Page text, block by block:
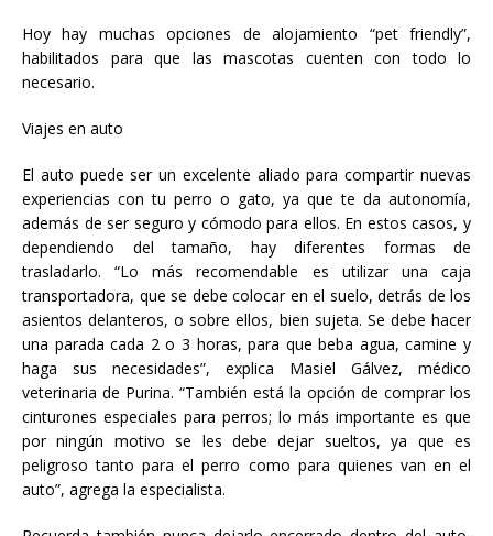
Hoy hay muchas opciones de alojamiento “pet friendly”,
habilitados para que las mascotas cuenten con todo lo
necesario.
Viajes en auto
El auto puede ser un excelente aliado para compartir nuevas
experiencias con tu perro o gato, ya que te da autonomía,
además de ser seguro y cómodo para ellos. En estos casos, y
dependiendo del tamaño, hay diferentes formas de
trasladarlo. “Lo más recomendable es utilizar una caja
transportadora, que se debe colocar en el suelo, detrás de los
asientos delanteros, o sobre ellos, bien sujeta. Se debe hacer
una parada cada 2 o 3 horas, para que beba agua, camine y
haga sus necesidades”, explica Masiel Gálvez, médico
veterinaria de Purina. “También está la opción de comprar los
cinturones especiales para perros; lo más importante es que
por ningún motivo se les debe dejar sueltos, ya que es
peligroso tanto para el perro como para quienes van en el
auto”, agrega la especialista.